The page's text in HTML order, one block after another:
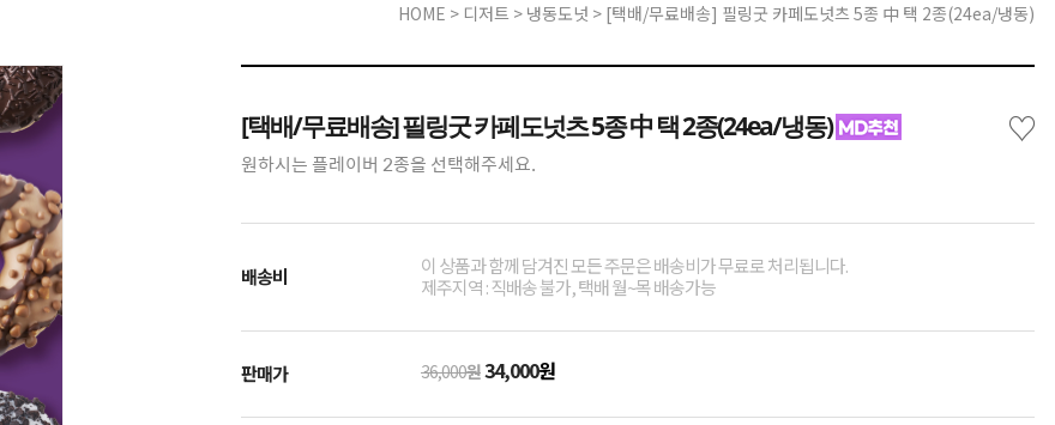
HOME > 디저트 > 냉동도넛 > [택배/무료배송] 필링굿 카페도넛츠 5종 中 택 2종(24ea/냉동)
[택배/무료배송] 필링굿 카페도넛츠 5종 中 택 2종(24ea/냉동) ♡
원하시는 플레이버 2종을 선택해주세요.
배송비
이 상품과 함께 담겨진 모든 주문은 배송비가 무료로 처리됩니다.
제주지역 : 직배송 불가, 택배 월~목 배송가능
판매가 36,000원34,000원